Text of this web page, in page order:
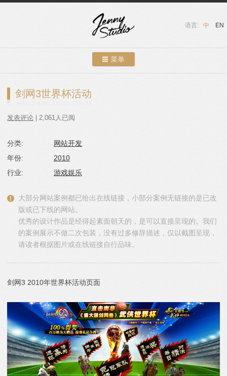
语言: 中 EN
菜单
跳转到内容
剑网3世界杯活动
发表评论 | 2,061人已阅
分类:
网站开发
年份:
2010
行业:
游戏娱乐
大部分网站案例都已给出在线链接，小部分案例无链接的是已改
版或已下线的网站。
优秀的设计作品是经得起素面朝天的，是可以直接呈现的。我们
的案例展示不做二次包装，没有过多修辞描述，仅以截图呈现，
请读者根据图片或在线链接自行品味。
剑网3 2010年世界杯活动页面